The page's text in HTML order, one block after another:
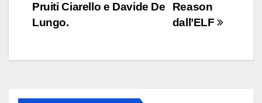
Reason
dall’ELF
Pruiti Ciarello e Davide De
Lungo.